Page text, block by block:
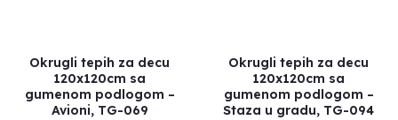
Okrugli tepih za decu
120x120cm sa
gumenom podlogom –
Avioni, TG-069
Okrugli tepih za decu
120x120cm sa
gumenom podlogom –
Staza u gradu, TG-094